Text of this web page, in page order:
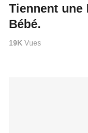
Tiennent une
Bébé.
19K Vues